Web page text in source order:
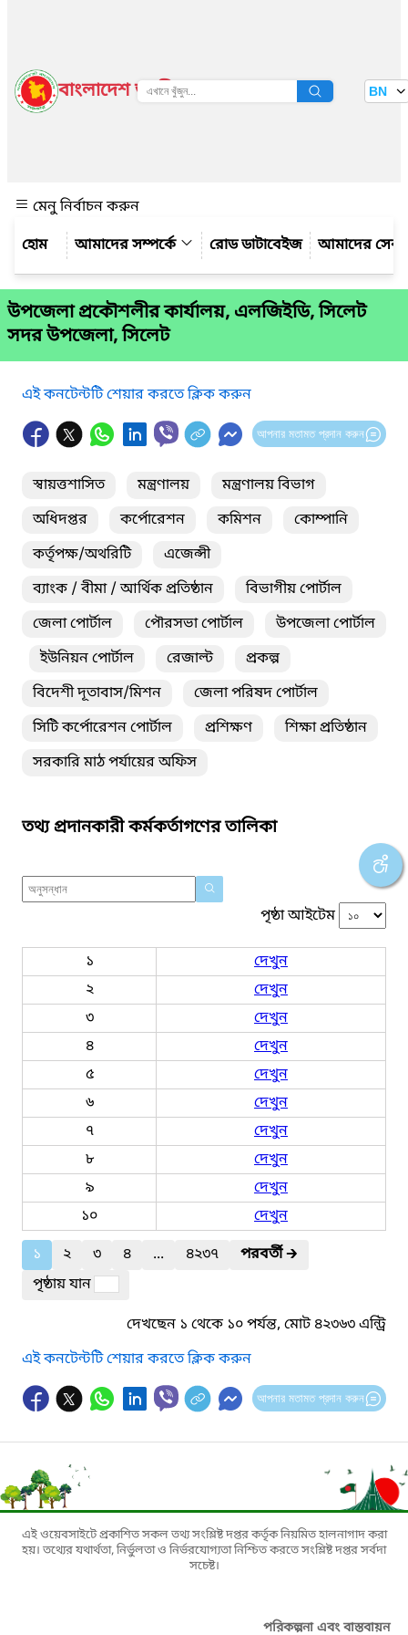
বাংলাদেশ জাতীয় তথ্য বাতায়ন BN
মেনু নির্বাচন করুন
আমাদের সম্পর্কে
রোড ডাটাবেইজ আমাদের সেবা
উপজেলা প্রকৌশলীর কার্যালয়, এলজিইডি, সিলেট
সদর উপজেলা, সিলেট
এই কনটেন্টটি শেয়ার করতে ক্লিক করুন
আপনার মতামত প্রদান করুন
স্বায়ত্তশাসিত মন্ত্রণালয়
মন্ত্রণালয় বিভাগ
অধিদপ্তর
কর্পোরেশন কমিশন
কোম্পানি
কর্তৃপক্ষ/অথরিটি
এজেন্সী
ব্যাংক / বীমা / আর্থিক প্রতিষ্ঠান
বিভাগীয় পোর্টাল
জেলা পোর্টাল
পৌরসভা পোর্টাল
উপজেলা পোর্টাল
ইউনিয়ন পোর্টাল
রেজাল্ট
প্রকল্প
বিদেশী দূতাবাস/মিশন
জেলা পরিষদ পোর্টাল
সিটি কর্পোরেশন পোর্টাল
প্রশিক্ষণ
শিক্ষা প্রতিষ্ঠান
সরকারি মাঠ পর্যায়ের অফিস
তথ্য প্রদানকারী কর্মকর্তাগণের তালিকা
পৃষ্ঠা আইটেম
১
দেখুন
২
দেখুন
৩
দেখুন
৪
দেখুন
৫
দেখুন
৬
দেখুন
৭
দেখুন
৮
দেখুন
৯
দেখুন
১০
দেখুন
১
২ ৩ ৪ ... ৪২৩৭ পরবর্তী🡲
পৃষ্ঠায় যান
দেখছেন ১ থেকে ১০ পর্যন্ত, মোট ৪২৩৬৩ এন্ট্রি
এই কনটেন্টটি শেয়ার করতে ক্লিক করুন
আপনার মতামত প্রদান করুন
এই ওয়েবসাইটে প্রকাশিত সকল তথ্য সংশ্লিষ্ট দপ্তর কর্তৃক নিয়মিত হালনাগাদ করা
হয়। তথ্যের যথার্থতা, নির্ভুলতা ও নির্ভরযোগ্যতা নিশ্চিত করতে সংশ্লিষ্ট দপ্তর সর্বদা
সচেষ্ট।
পরিকল্পনা এবং বাস্তবায়ন